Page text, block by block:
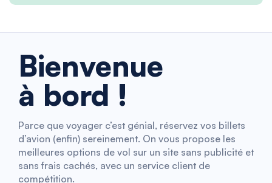
Bienvenue
à bord !
Parce que voyager c’est génial, réservez vos billets
d’avion (enfin) sereinement. On vous propose les
meilleures options de vol sur un site sans publicité et
sans frais cachés, avec un service client de
compétition.